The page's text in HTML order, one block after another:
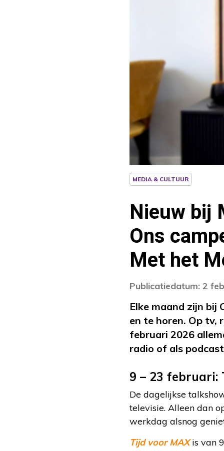
MEDIA & CULTUUR
Nieuw bij
Ons
Met het
Publicatiedatum: 2
Elke maand zijn bij
en te horen. Op tv,
februari 2026
radio of als
9 – 23 februari:
De dagelijkse
televisie. Alleen dan
werkdag alsnog
Tijd voor MAXis van